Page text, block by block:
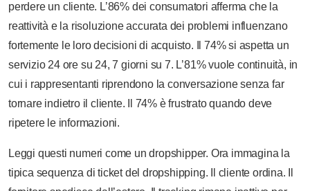
perdere un cliente. L’86% dei consumatori afferma che la
reattività e la risoluzione accurata dei problemi influenzano
fortemente le loro decisioni di acquisto. Il 74% si aspetta un
servizio 24 ore su 24, 7 giorni su 7. L’81% vuole continuità, in
cui i rappresentanti riprendono la conversazione senza far
tornare indietro il cliente. Il 74% è frustrato quando deve
ripetere le informazioni.
Leggi questi numeri come un dropshipper. Ora immagina la
tipica sequenza di ticket del dropshipping. Il cliente ordina. Il